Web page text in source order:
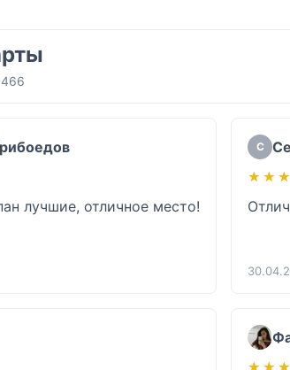
лучшие, отличное место!
С